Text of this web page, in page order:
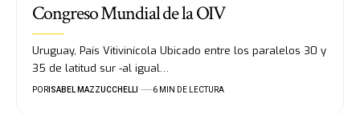
Congreso Mundial de la OIV
Uruguay, País Vitivinícola Ubicado entre los paralelos 30 y
35 de latitud sur -al igual…
POR ISABEL MAZZUCCHELLI 6 MIN DE LECTURA